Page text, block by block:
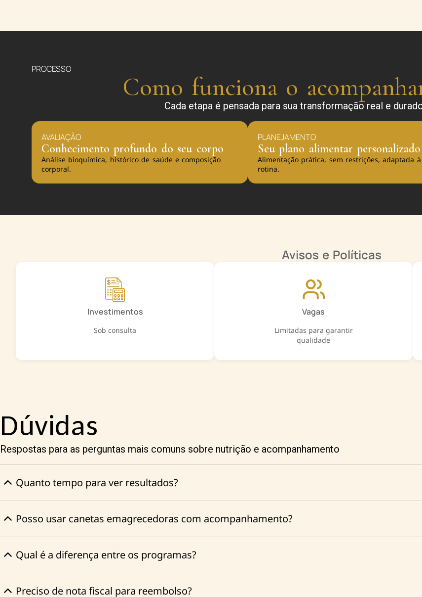
PROCESSO
Como funciona o
Cada etapa é pensada para sua transformação real e
AVALIAÇÃO
Conhecimento profundo do seu corpo
Análise bioquímica, histórico de saúde e composição
corporal.
PLANEJAMENTO
Seu plano alimentar personalizado
Alimentação prática, sem restrições, adaptada
rotina.
Avisos e Políticas
Investimentos
Sob consulta
Vagas
Limitadas para garantir
qualidade
Dúvidas
Respostas para as perguntas mais comuns sobre nutrição e acompanhamento
Quanto tempo para ver resultados?
Posso usar canetas emagrecedoras com acompanhamento?
Qual é a diferença entre os programas?
Preciso de nota fiscal para reembolso?